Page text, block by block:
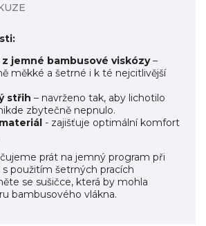
jemné bambusové viskózy–
měkké a šetrné i k té nejcitlivější
střih – navrženo tak, aby lichotilo
zbytečně nepnulo.
- zajišťuje optimální komfort
prát na jemný program při
použitím šetrných pracích
se sušičce, která by mohla
bambusového vlákna.